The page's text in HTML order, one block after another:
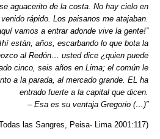
aguacerito de la costa. No hay cielo en
rápido. Los paisanos me atajaban.
vamos a entrar adonde vive la gente!”
están, años, escarbando lo que bota la
al Redón… usted dice ¿quien puede
cinco, seis años en Lima; el común le
a la parada, al mercado grande. EL ha
entrado fuerte a la capital que dicen.
– Esa es su ventaja Gregorio (…)”
las Sangres, Peisa- Lima 2001:117)